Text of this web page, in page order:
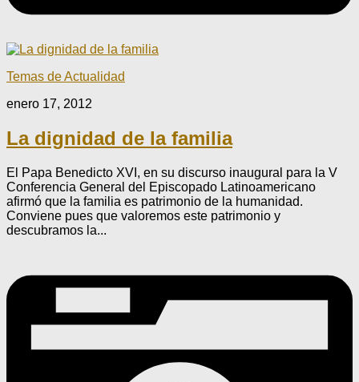
Temas de Actualidad
enero 17, 2012
La dignidad de la familia
El Papa Benedicto XVI, en su discurso inaugural para la V
Conferencia General del Episcopado Latinoamericano
afirmó que la familia es patrimonio de la humanidad.
Conviene pues que valoremos este patrimonio y
descubramos la...